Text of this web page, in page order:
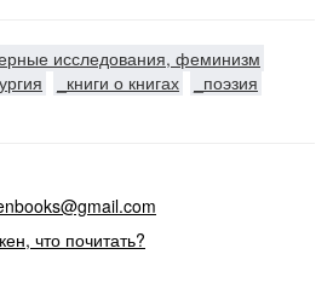
исследования, феминизм
_книги о книгах
_поэзия
что почитать?